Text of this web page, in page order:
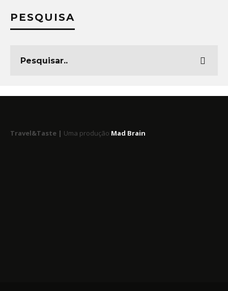
PESQUISA
Travel&Taste | Uma produção Mad Brain